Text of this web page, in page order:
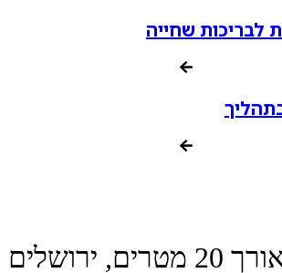
לבריכות שחייה
ירושלים